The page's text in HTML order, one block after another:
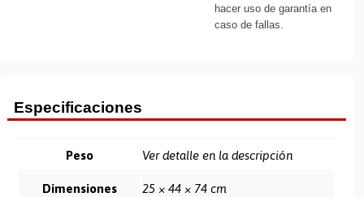
hacer uso de garantía en
caso de fallas.
Especificaciones
Peso Ver detalle en la descripción
Dimensiones 25 × 44 × 74 cm